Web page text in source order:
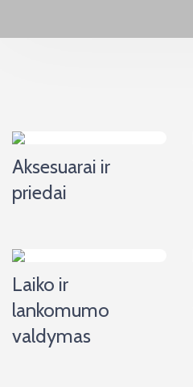
Aksesuarai ir
priedai
Laiko ir
lankomumo
valdymas